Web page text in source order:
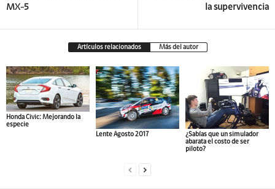
MX-5
la supervivencia
Artículos relacionados Más del autor
Honda Civic: Mejorando la
especie
Lente Agosto 2017
¿Sabías que un simulador
abarata el costo de ser
piloto?